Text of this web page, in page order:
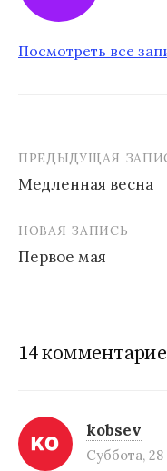
Посмотреть все
а
и
я
ПРЕДЫДУЩАЯ
Медленная весна
НОВАЯ ЗАПИСЬ
Первое мая
14
kobsev
Суббота,